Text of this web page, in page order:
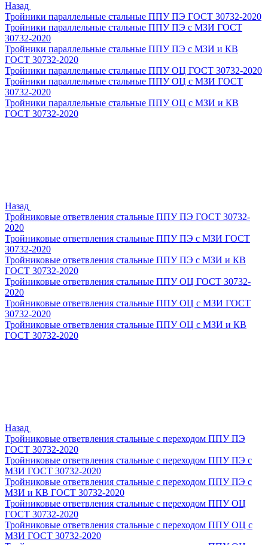
Назад
Тройники параллельные стальные ППУ ПЭ ГОСТ 30732-2020
Тройники параллельные стальные ППУ ПЭ с МЗИ ГОСТ
30732-2020
Тройники параллельные стальные ППУ ПЭ с МЗИ и КВ
ГОСТ 30732-2020
Тройники параллельные стальные ППУ ОЦ ГОСТ 30732-2020
Тройники параллельные стальные ППУ ОЦ с МЗИ ГОСТ
30732-2020
Тройники параллельные стальные ППУ ОЦ с МЗИ и КВ
ГОСТ 30732-2020
Назад
Тройниковые ответвления стальные ППУ ПЭ ГОСТ 30732-
2020
Тройниковые ответвления стальные ППУ ПЭ с МЗИ ГОСТ
30732-2020
Тройниковые ответвления стальные ППУ ПЭ с МЗИ и КВ
ГОСТ 30732-2020
Тройниковые ответвления стальные ППУ ОЦ ГОСТ 30732-
2020
Тройниковые ответвления стальные ППУ ОЦ с МЗИ ГОСТ
30732-2020
Тройниковые ответвления стальные ППУ ОЦ с МЗИ и КВ
ГОСТ 30732-2020
Назад
Тройниковые ответвления стальные с переходом ППУ ПЭ
ГОСТ 30732-2020
Тройниковые ответвления стальные с переходом ППУ ПЭ с
МЗИ ГОСТ 30732-2020
Тройниковые ответвления стальные с переходом ППУ ПЭ с
МЗИ и КВ ГОСТ 30732-2020
Тройниковые ответвления стальные с переходом ППУ ОЦ
ГОСТ 30732-2020
Тройниковые ответвления стальные с переходом ППУ ОЦ с
МЗИ ГОСТ 30732-2020